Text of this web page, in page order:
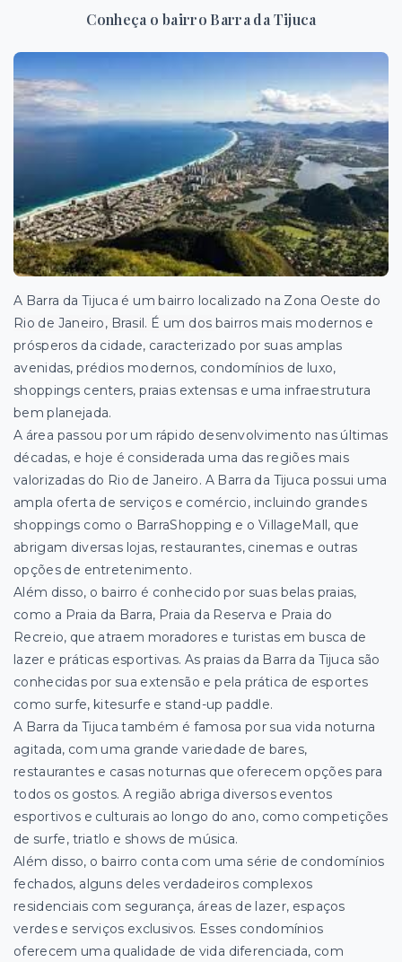
Conheça o bairro Barra da Tijuca
A Barra da Tijuca é um bairro localizado na Zona Oeste do
Rio de Janeiro, Brasil. É um dos bairros mais modernos e
prósperos da cidade, caracterizado por suas amplas
avenidas, prédios modernos, condomínios de luxo,
shoppings centers, praias extensas e uma infraestrutura
bem planejada.
A área passou por um rápido desenvolvimento nas últimas
décadas, e hoje é considerada uma das regiões mais
valorizadas do Rio de Janeiro. A Barra da Tijuca possui uma
ampla oferta de serviços e comércio, incluindo grandes
shoppings como o BarraShopping e o VillageMall, que
abrigam diversas lojas, restaurantes, cinemas e outras
opções de entretenimento.
Além disso, o bairro é conhecido por suas belas praias,
como a Praia da Barra, Praia da Reserva e Praia do
Recreio, que atraem moradores e turistas em busca de
lazer e práticas esportivas. As praias da Barra da Tijuca são
conhecidas por sua extensão e pela prática de esportes
como surfe, kitesurfe e stand-up paddle.
A Barra da Tijuca também é famosa por sua vida noturna
agitada, com uma grande variedade de bares,
restaurantes e casas noturnas que oferecem opções para
todos os gostos. A região abriga diversos eventos
esportivos e culturais ao longo do ano, como competições
de surfe, triatlo e shows de música.
Além disso, o bairro conta com uma série de condomínios
fechados, alguns deles verdadeiros complexos
residenciais com segurança, áreas de lazer, espaços
verdes e serviços exclusivos. Esses condomínios
oferecem uma qualidade de vida diferenciada, com